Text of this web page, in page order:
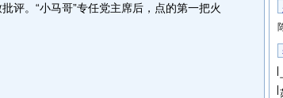
评。“小马哥”专任党主席后，点的第一把火